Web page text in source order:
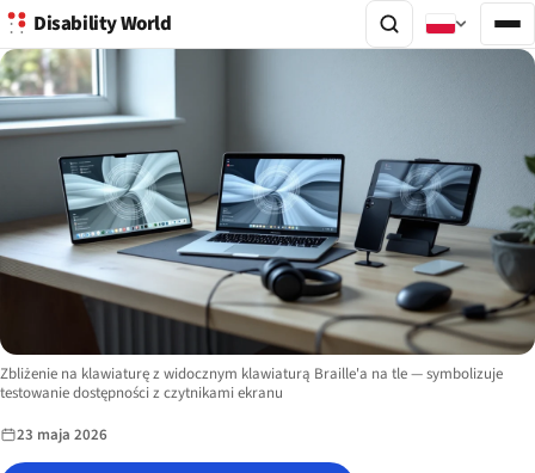
Disability World
Image description:
Zbliżenie na klawiaturę z widocznym klawiaturą Braille'a na tle — symbolizuje
testowanie dostępności z czytnikami ekranu
23 maja 2026